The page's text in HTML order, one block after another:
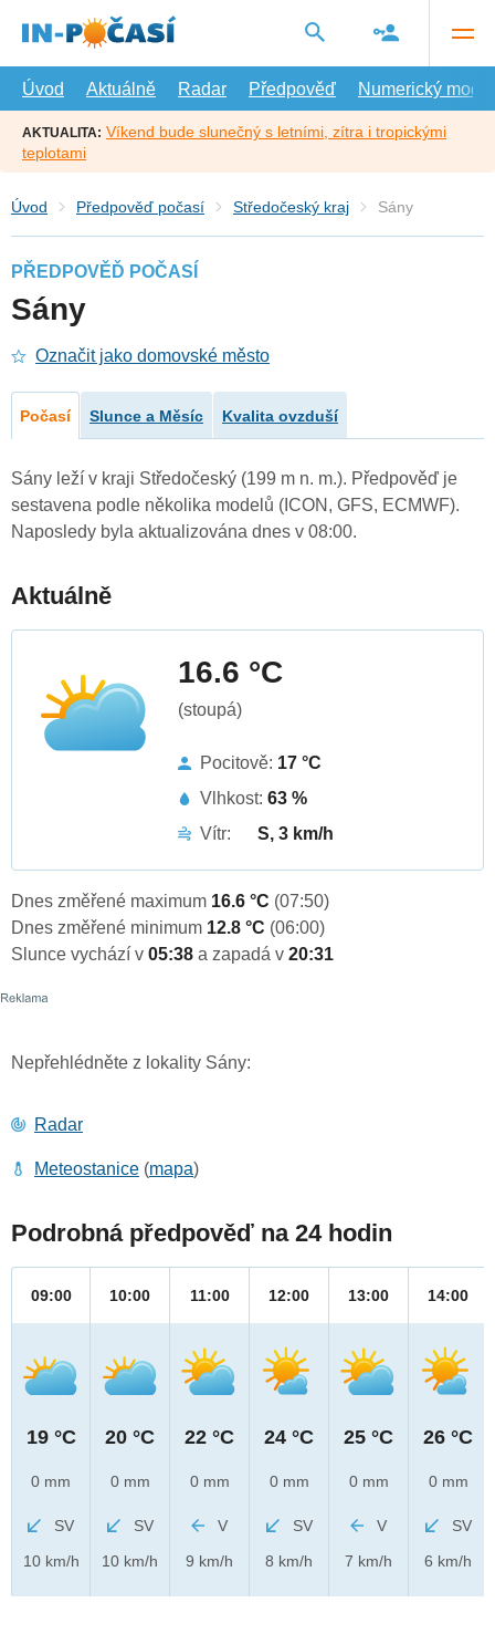
hlavní
Úvod
Aktuálně Radar Předpověď Numerický model
AKTUALITA: Víkend bude slunečný s letními, zítra i tropickými
teplotami
Úvod Předpověď počasí Středočeský kraj Sány
PŘEDPOVĚĎ POČASÍ
Sány
Označit jako domovské město
Počasí Slunce a Měsíc Kvalita ovzduší
Sány leží v kraji Středočeský (199 m n. m.). Předpověď je
sestavena podle několika modelů (ICON, GFS, ECMWF).
Naposledy byla aktualizována dnes v 08:00.
Aktuálně
16.6 °C
(stoupá)
Pocitově: 17 °C
Vlhkost: 63 %
Vítr:
S, 3 km/h
Dnes změřené maximum 16.6 °C (07:50)
Dnes změřené minimum 12.8 °C (06:00)
Slunce vychází v 05:38 a zapadá v 20:31
Nepřehlédněte z lokality Sány:
Radar
Meteostanice (mapa)
Podrobná předpověď na 24 hodin
09:00
19 °C
0 mm
SV
10 km/h
10:00
20 °C
0 mm
SV
10 km/h
11:00
22 °C
0 mm
V
9 km/h
12:00
24 °C
0 mm
SV
8 km/h
13:00
25 °C
0 mm
V
7 km/h
14:00
26 °C
0 mm
SV
6 km/h